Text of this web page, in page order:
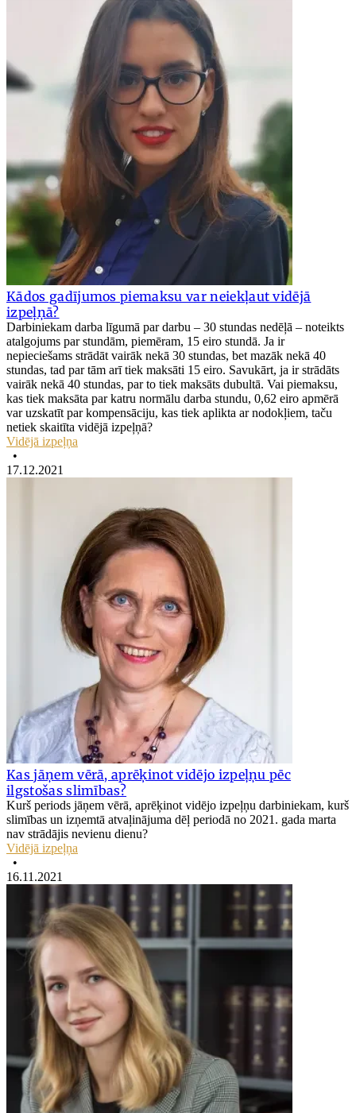
Kādos gadījumos piemaksu var neiekļaut vidējā
izpeļņā?
Darbiniekam darba līgumā par darbu – 30 stundas nedēļā – noteikts
atalgojums par stundām, piemēram, 15 eiro stundā. Ja ir
nepieciešams strādāt vairāk nekā 30 stundas, bet mazāk nekā 40
stundas, tad par tām arī tiek maksāti 15 eiro. Savukārt, ja ir strādāts
vairāk nekā 40 stundas, par to tiek maksāts dubultā. Vai piemaksu,
kas tiek maksāta par katru normālu darba stundu, 0,62 eiro apmērā
var uzskatīt par kompensāciju, kas tiek aplikta ar nodokļiem, taču
netiek skaitīta vidējā izpeļņā?
Vidējā izpeļņa
•
17.12.2021
Kas jāņem vērā, aprēķinot vidējo izpeļņu pēc
ilgstošas slimības?
Kurš periods jāņem vērā, aprēķinot vidējo izpeļņu darbiniekam, kurš
slimības un izņemtā atvaļinājuma dēļ periodā no 2021. gada marta
nav strādājis nevienu dienu?
Vidējā izpeļņa
•
16.11.2021